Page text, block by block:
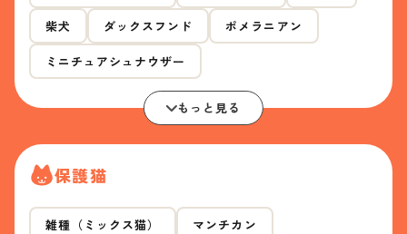
柴犬 ダックスフンド ポメラニアン
ミニチュアシュナウザー
もっと見る
保護猫
雑種（ミックス猫） マンチカン